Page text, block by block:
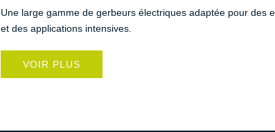
Une large gamme de gerbeurs électriques adaptée pour des
et des applications intensives.
VOIR PLUS